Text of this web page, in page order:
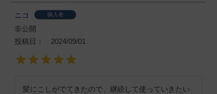
ニコ 購入者
非公開
投稿日
2024/09/01
髪にこしがでてきたので、継続して使っていきたい